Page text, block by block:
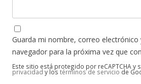
Guarda mi nombre, correo electrónico
navegador para la próxima vez que
Este sitio está protegido por reCAPTCHA y
privacidad y los términos de servicio de